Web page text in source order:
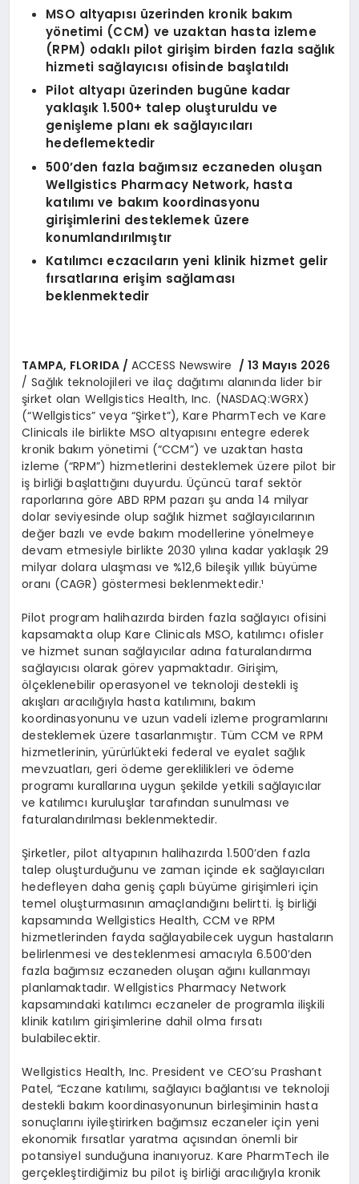
MSO altyapısı üzerinden kronik bakım
yönetimi (CCM) ve uzaktan hasta izleme
(RPM) odaklı pilot girişim birden fazla sağlık
hizmeti sağlayıcısı ofisinde başlatıldı
Pilot altyapı üzerinden bugüne kadar
yaklaşık 1.500+ talep oluşturuldu ve
genişleme planı ek sağlayıcıları
hedeflemektedir
500’den fazla bağımsız eczaneden oluşan
Wellgistics Pharmacy Network, hasta
katılımı ve bakım koordinasyonu
girişimlerini desteklemek üzere
konumlandırılmıştır
Katılımcı eczacıların yeni klinik hizmet gelir
fırsatlarına erişim sağlaması
beklenmektedir
TAMPA, FLORIDA /ACCESS Newswire / 13 Mayıs 2026
/ Sağlık teknolojileri ve ilaç dağıtımı alanında lider bir
şirket olan Wellgistics Health, Inc. (NASDAQ:WGRX)
(“Wellgistics” veya “Şirket”), Kare PharmTech ve Kare
Clinicals ile birlikte MSO altyapısını entegre ederek
kronik bakım yönetimi (“CCM”) ve uzaktan hasta
izleme (“RPM”) hizmetlerini desteklemek üzere pilot bir
iş birliği başlattığını duyurdu. Üçüncü taraf sektör
raporlarına göre ABD RPM pazarı şu anda 14 milyar
dolar seviyesinde olup sağlık hizmet sağlayıcılarının
değer bazlı ve evde bakım modellerine yönelmeye
devam etmesiyle birlikte 2030 yılına kadar yaklaşık 29
milyar dolara ulaşması ve %12,6 bileşik yıllık büyüme
oranı (CAGR) göstermesi beklenmektedir.¹
Pilot program halihazırda birden fazla sağlayıcı ofisini
kapsamakta olup Kare Clinicals MSO, katılımcı ofisler
ve hizmet sunan sağlayıcılar adına faturalandırma
sağlayıcısı olarak görev yapmaktadır. Girişim,
ölçeklenebilir operasyonel ve teknoloji destekli iş
akışları aracılığıyla hasta katılımını, bakım
koordinasyonunu ve uzun vadeli izleme programlarını
desteklemek üzere tasarlanmıştır. Tüm CCM ve RPM
hizmetlerinin, yürürlükteki federal ve eyalet sağlık
mevzuatları, geri ödeme gereklilikleri ve ödeme
programı kurallarına uygun şekilde yetkili sağlayıcılar
ve katılımcı kuruluşlar tarafından sunulması ve
faturalandırılması beklenmektedir.
Şirketler, pilot altyapının halihazırda 1.500’den fazla
talep oluşturduğunu ve zaman içinde ek sağlayıcıları
hedefleyen daha geniş çaplı büyüme girişimleri için
temel oluşturmasının amaçlandığını belirtti. İş birliği
kapsamında Wellgistics Health, CCM ve RPM
hizmetlerinden fayda sağlayabilecek uygun hastaların
belirlenmesi ve desteklenmesi amacıyla 6.500’den
fazla bağımsız eczaneden oluşan ağını kullanmayı
planlamaktadır. Wellgistics Pharmacy Network
kapsamındaki katılımcı eczaneler de programla ilişkili
klinik katılım girişimlerine dahil olma fırsatı
bulabilecektir.
Wellgistics Health, Inc. President ve CEO’su Prashant
Patel, “Eczane katılımı, sağlayıcı bağlantısı ve teknoloji
destekli bakım koordinasyonunun birleşiminin hasta
sonuçlarını iyileştirirken bağımsız eczaneler için yeni
ekonomik fırsatlar yaratma açısından önemli bir
potansiyel sunduğuna inanıyoruz. Kare PharmTech ile
gerçekleştirdiğimiz bu pilot iş birliği aracılığıyla kronik